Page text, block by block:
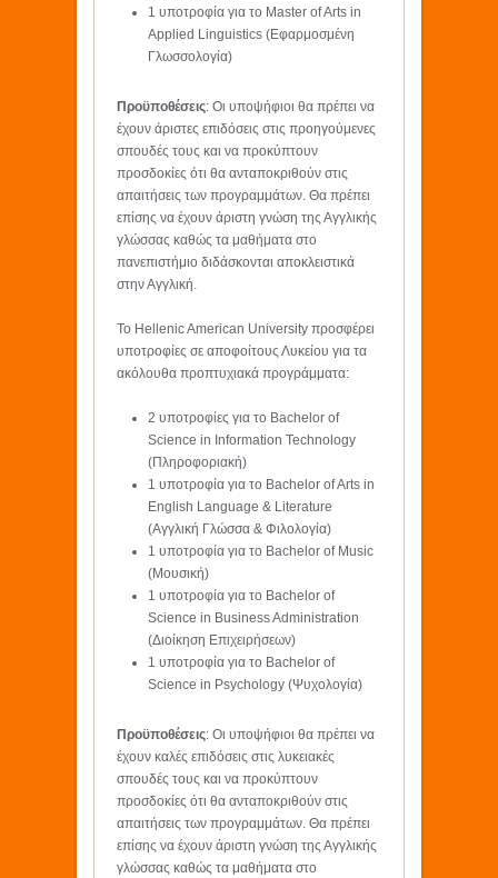
1 υποτροφία για το Master of Arts in
Applied Linguistics (Εφαρμοσμένη
Γλωσσολογία)
Προϋποθέσεις: Οι υποψήφιοι θα πρέπει να
έχουν άριστες επιδόσεις στις προηγούμενες
σπουδές τους και να προκύπτουν
προσδοκίες ότι θα ανταποκριθούν στις
απαιτήσεις των προγραμμάτων. Θα πρέπει
επίσης να έχουν άριστη γνώση της Αγγλικής
γλώσσας καθώς τα μαθήματα στο
πανεπιστήμιο διδάσκονται αποκλειστικά
στην Αγγλική.
To Hellenic American University προσφέρει
υποτροφίες σε αποφοίτους Λυκείου για τα
ακόλουθα προπτυχιακά προγράμματα:
2 υποτροφίες για το Bachelor of
Science in Information Technology
(Πληροφοριακή)
1 υποτροφία για το Bachelor of Arts in
English Language & Literature
(Αγγλική Γλώσσα & Φιλολογία)
1 υποτροφία για το Bachelor of Music
(Μουσική)
1 υποτροφία για το Bachelor of
Science in Business Administration
(Διοίκηση Επιχειρήσεων)
1 υποτροφία για το Bachelor of
Science in Psychology (Ψυχολογία)
Προϋποθέσεις: Οι υποψήφιοι θα πρέπει να
έχουν καλές επιδόσεις στις λυκειακές
σπουδές τους και να προκύπτουν
προσδοκίες ότι θα ανταποκριθούν στις
απαιτήσεις των προγραμμάτων. Θα πρέπει
επίσης να έχουν άριστη γνώση της Αγγλικής
γλώσσας καθώς τα μαθήματα στο